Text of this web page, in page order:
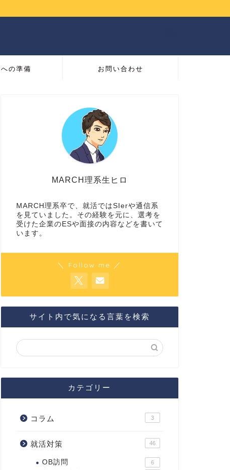
の準備 お問い合わせ
MARCH理系生ヒロ
MARCH理系卒で、就活ではSIerや通信系
を見ていました。その経験を元に、選考を
受けた企業のESや面接の内容などを書いて
います。
＼ Follow me ／
サイト内で気になる言葉を検索
カテゴリー
コラム 3
就活対策 46
OB訪問 6